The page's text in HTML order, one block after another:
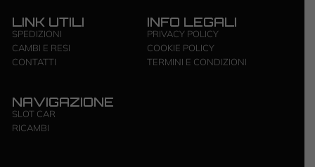
LINK UTILI
SPEDIZIONI
CAMBI E RESI
CONTATTI
INFO LEGALI
PRIVACY POLICY
COOKIE POLICY
TERMINI E CONDIZIONI
NAVIGAZIONE
SLOT CAR
RICAMBI